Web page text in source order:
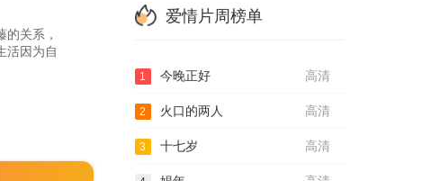
关系，
活因为自
爱情片周榜单
高清
1 今晚正好
高清
2 火口的两人
高清
3 十七岁